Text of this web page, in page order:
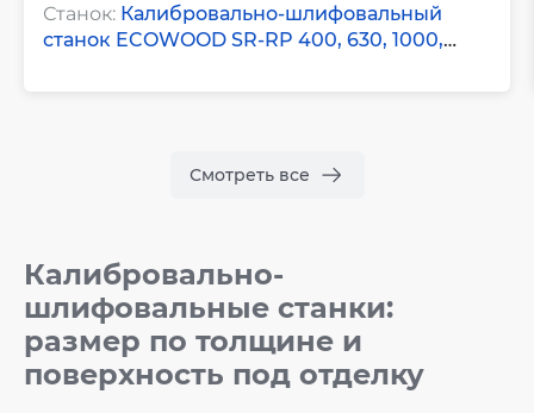
подобрали оптимальную. Запустили быстро,
обучили. Проблем по механике не было, только
Станок: Калибровально-шлифовальный
станок ECOWOOD SR-RP 400, 630, 1000,
Смотреть все
Калибровально-
шлифовальные станки:
размер по толщине и
поверхность под отделку